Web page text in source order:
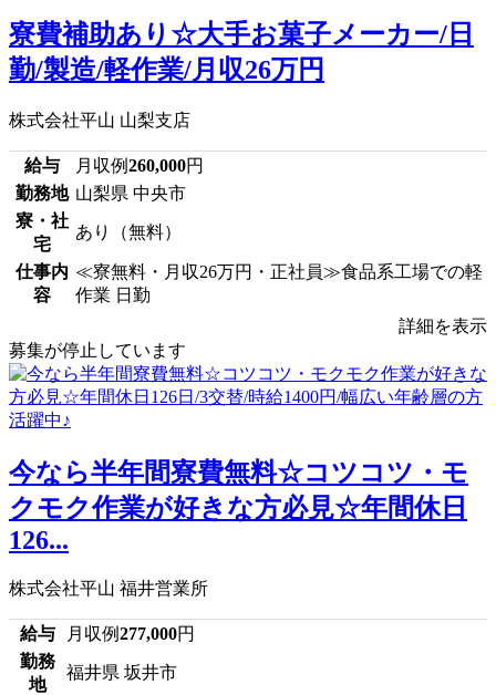
寮費補助あり☆大手お菓子メーカー/日
勤/製造/軽作業/月収26万円
株式会社平山 山梨支店
給与 月収例260,000円
勤務地 山梨県 中央市
寮・社
宅
あり（無料）
仕事内
容
≪寮無料・月収26万円・正社員≫食品系工場での軽
作業 日勤
詳細を表示
募集が停止しています
今なら半年間寮費無料☆コツコツ・モ
クモク作業が好きな方必見☆年間休日
126...
株式会社平山 福井営業所
給与 月収例277,000円
勤務
地
福井県 坂井市